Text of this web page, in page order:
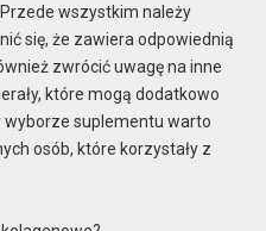
wszystkim należy
się, że zawiera odpowiednią
zwrócić uwagę na inne
które mogą dodatkowo
wyborze suplementu warto
osób, które korzystały z